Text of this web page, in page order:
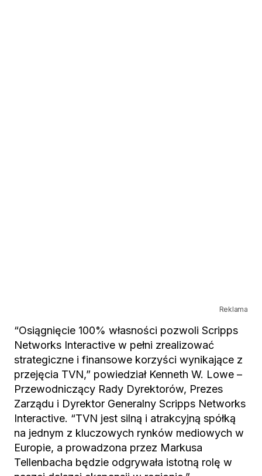
Reklama
“Osiągnięcie 100% własności pozwoli Scripps
Networks Interactive w pełni zrealizować
strategiczne i finansowe korzyści wynikające z
przejęcia TVN,” powiedział Kenneth W. Lowe –
Przewodniczący Rady Dyrektorów, Prezes
Zarządu i Dyrektor Generalny Scripps Networks
Interactive. “TVN jest silną i atrakcyjną spółką
na jednym z kluczowych rynków mediowych w
Europie, a prowadzona przez Markusa
Tellenbacha będzie odgrywała istotną rolę w